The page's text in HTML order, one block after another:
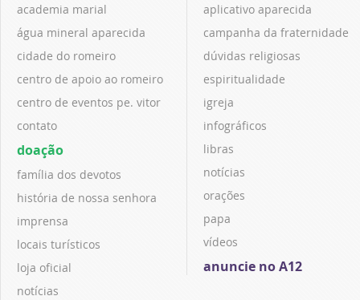
academia marial
água mineral aparecida
cidade do romeiro
centro de apoio ao romeiro
centro de eventos pe. vitor
contato
doação
família dos devotos
história de nossa senhora
imprensa
locais turísticos
loja oficial
notícias
aplicativo aparecida
campanha da fraternidade
dúvidas religiosas
espiritualidade
igreja
infográficos
libras
notícias
orações
papa
vídeos
anuncie no A12